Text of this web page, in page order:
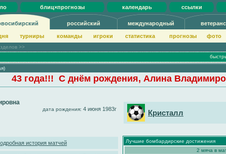
блиц×прогнозы календарь ссылки
российский международный
турниры команды игроки статистика прогнозы фото
>>
43 года!!! С днём рождения, Алина
дата рождения: 4 июня 1983г
история матчей
Кристалл
Лучшие бомбардирские достижения
2 мяча в